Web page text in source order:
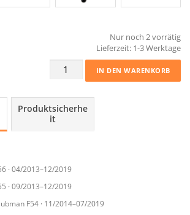
Nur noch 2 vorrätig
Lieferzeit: 1-3 Werktage
Tankentlüftungsventil
MINI
IN DEN WARENKORB
Produktsicherhe
it
· 04/2013–12/2019
· 09/2013–12/2019
F54 · 11/2014–07/2019